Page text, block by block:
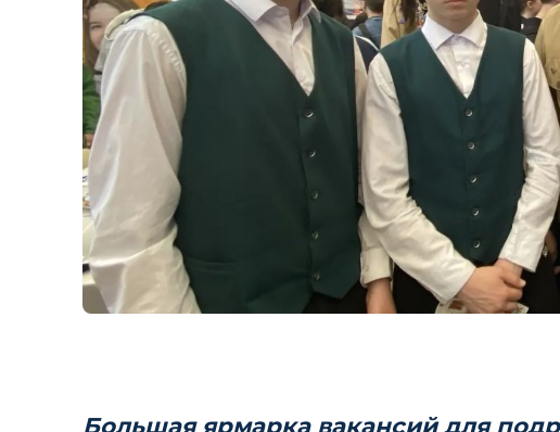
Большая ярмарка вакансий для